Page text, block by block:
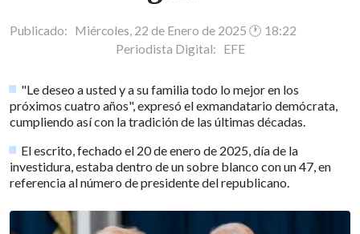
Publicado: Miércoles, 22 de Enero de 2025 🕐 18:22
Periodista Digital: EFE
"Le deseo a usted y a su familia todo lo mejor en los
próximos cuatro años", expresó el exmandatario demócrata,
cumpliendo así con la tradición de las últimas décadas.
El escrito, fechado el 20 de enero de 2025, día de la
investidura, estaba dentro de un sobre blanco con un 47, en
referencia al número de presidente del republicano.